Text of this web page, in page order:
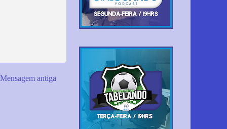
Mensagem antiga